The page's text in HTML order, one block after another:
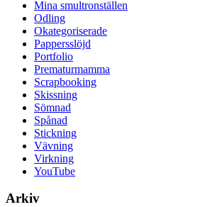
Mina smultronställen
Odling
Okategoriserade
Pappersslöjd
Portfolio
Prematurmamma
Scrapbooking
Skissning
Sömnad
Spånad
Stickning
Vävning
Virkning
YouTube
Arkiv